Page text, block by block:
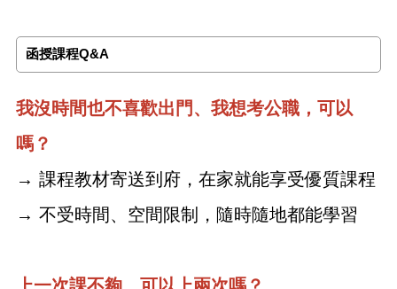
函授課程Q&A
我沒時間也不喜歡出門、我想考公職，可以
嗎？
→ 課程教材寄送到府，在家就能享受優質課程
→ 不受時間、空間限制，隨時隨地都能學習